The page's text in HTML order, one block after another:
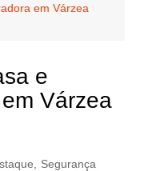
em Várzea
e
Várzea
Segurança